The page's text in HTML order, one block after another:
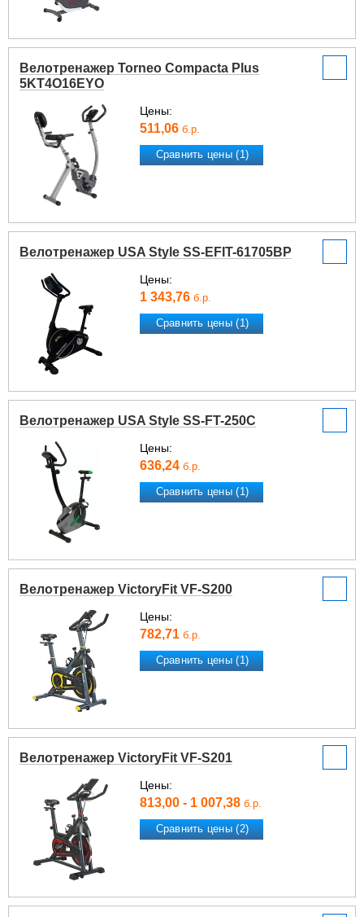
Велотренажер Torneo Compacta Plus
5KT4O16EYO
Цены:
511,06 б.р.
Сравнить цены (1)
Велотренажер USA Style SS-EFIT-61705BP
Цены:
1 343,76 б.р.
Сравнить цены (1)
Велотренажер USA Style SS-FT-250C
Цены:
636,24 б.р.
Сравнить цены (1)
Велотренажер VictoryFit VF-S200
Цены:
782,71 б.р.
Сравнить цены (1)
Велотренажер VictoryFit VF-S201
Цены:
813,00 - 1 007,38 б.р.
Сравнить цены (2)